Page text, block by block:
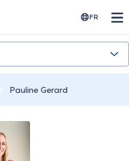
FR
Pauline Gerard